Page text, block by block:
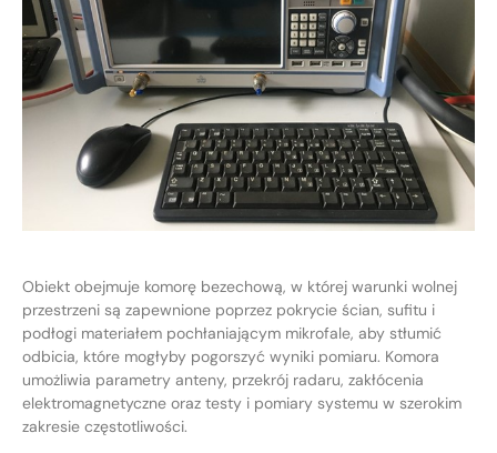
Obiekt obejmuje komorę bezechową, w której warunki wolnej
przestrzeni są zapewnione poprzez pokrycie ścian, sufitu i
podłogi materiałem pochłaniającym mikrofale, aby stłumić
odbicia, które mogłyby pogorszyć wyniki pomiaru. Komora
umożliwia parametry anteny, przekrój radaru, zakłócenia
elektromagnetyczne oraz testy i pomiary systemu w szerokim
zakresie częstotliwości.